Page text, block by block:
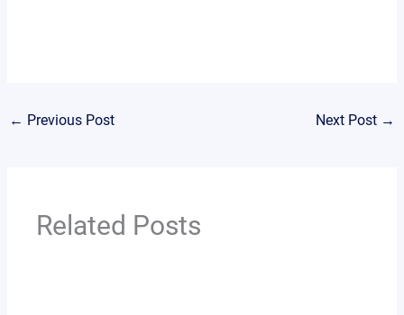
← Previous Post Next Post →
Related Posts